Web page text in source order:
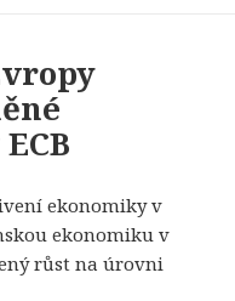
ekonomiky v
ekonomiku v
růst na úrovni